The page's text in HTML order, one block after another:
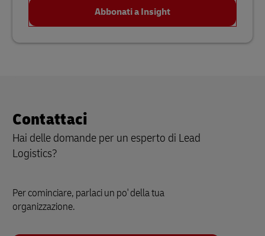
Abbonati a Insight
Contattaci
Hai delle domande per un esperto di Lead
Logistics?
Per cominciare, parlaci un po' della tua
organizzazione.